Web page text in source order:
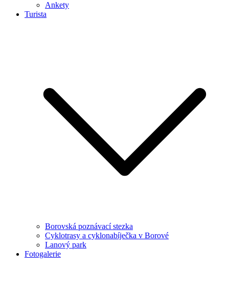
Ankety
Turista
Borovská poznávací stezka
Cyklotrasy a cyklonabíječka v Borové
Lanový park
Fotogalerie